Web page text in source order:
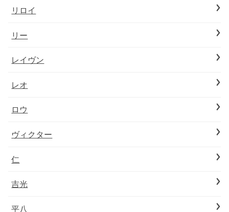
リロイ
リー
レイヴン
レオ
ロウ
ヴィクター
仁
吉光
平八